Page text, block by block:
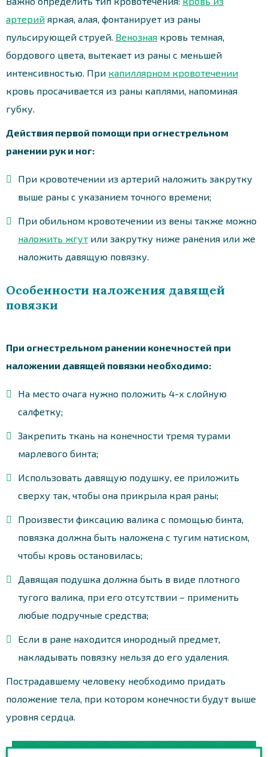
артерий яркая, алая, фонтанирует из раны
пульсирующей струей. Венозная кровь темная,
бордового цвета, вытекает из раны с меньшей
интенсивностью. При капиллярном кровотечении
кровь просачивается из раны каплями, напоминая
губку.
Действия первой помощи при огнестрельном
ранении рук и ног:
При кровотечении из артерий наложить закрутку
выше раны с указанием точного времени;
При обильном кровотечении из вены также можно
наложить жгут или закрутку ниже ранения или же
наложить давящую повязку.
Особенности наложения давящей
повязки
При огнестрельном ранении конечностей при
наложении давящей повязки необходимо:
На место очага нужно положить 4-х слойную
салфетку;
Закрепить ткань на конечности тремя турами
марлевого бинта;
Использовать давящую подушку, ее приложить
сверху так, чтобы она прикрыла края раны;
Произвести фиксацию валика с помощью бинта,
повязка должна быть наложена с тугим натиском,
чтобы кровь остановилась;
Давящая подушка должна быть в виде плотного
тугого валика, при его отсутствии – применить
любые подручные средства;
Если в ране находится инородный предмет,
накладывать повязку нельзя до его удаления.
Пострадавшему человеку необходимо придать
положение тела, при котором конечности будут выше
уровня сердца.